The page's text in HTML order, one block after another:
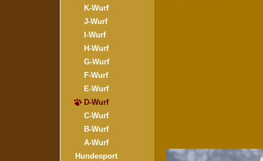
K-Wurf
J-Wurf
I-Wurf
H-Wurf
G-Wurf
F-Wurf
E-Wurf
D-Wurf
C-Wurf
B-Wurf
A-Wurf
Hundesport